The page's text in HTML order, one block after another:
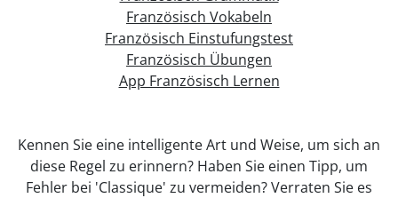
Französisch Vokabeln
Französisch Einstufungstest
Französisch Übungen
App Französisch Lernen
Kennen Sie eine intelligente Art und Weise, um sich an
diese Regel zu erinnern? Haben Sie einen Tipp, um
Fehler bei 'Classique' zu vermeiden? Verraten Sie es